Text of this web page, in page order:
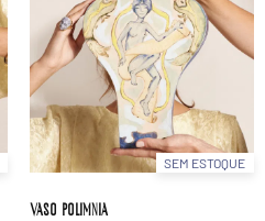
SEM ESTOQUE
Vaso polimnia